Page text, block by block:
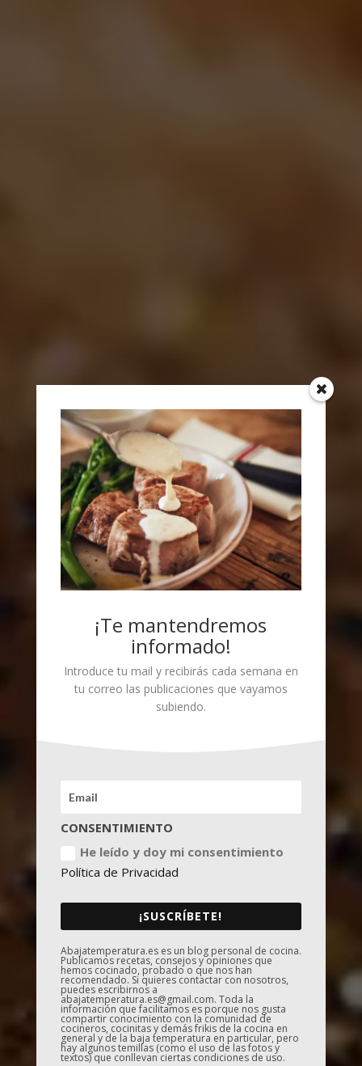
¡Te mantendremos
informado!
Introduce tu mail y recibirás cada semana en
tu correo las publicaciones que vayamos
subiendo.
CONSENTIMIENTO
He leído y doy mi consentimiento
Política de Privacidad
¡SUSCRÍBETE!
Abajatemperatura.es es un blog personal de cocina.
Publicamos recetas, consejos y opiniones que
hemos cocinado, probado o que nos han
recomendado. Si quieres contactar con nosotros,
puedes escribirnos a
abajatemperatura.es@gmail.com. Toda la
información que facilitamos es porque nos gusta
compartir conocimiento con la comunidad de
cocineros, cocinitas y demás frikis de la cocina en
general y de la baja temperatura en particular, pero
hay algunos temillas (como el uso de las fotos y
textos) que conllevan ciertas condiciones de uso.